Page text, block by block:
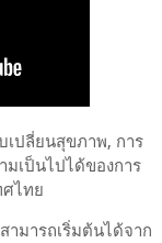
เปลี่ยนสุขภาพ, การ
มเป็นไปได้ของการ
ศไทย
ามารถเริ่มต้นได้จาก